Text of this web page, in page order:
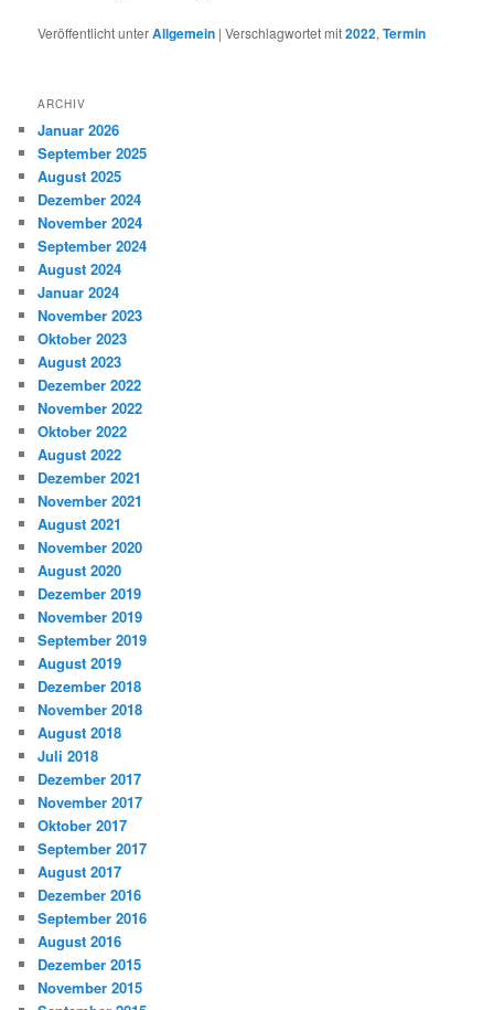
Veröffentlicht unterAllgemein |Verschlagwortet mit2022,Termin
ARCHIV
Januar 2026
September 2025
August 2025
Dezember 2024
November 2024
September 2024
August 2024
Januar 2024
November 2023
Oktober 2023
August 2023
Dezember 2022
November 2022
Oktober 2022
August 2022
Dezember 2021
November 2021
August 2021
November 2020
August 2020
Dezember 2019
November 2019
September 2019
August 2019
Dezember 2018
November 2018
August 2018
Juli 2018
Dezember 2017
November 2017
Oktober 2017
September 2017
August 2017
Dezember 2016
September 2016
August 2016
Dezember 2015
November 2015